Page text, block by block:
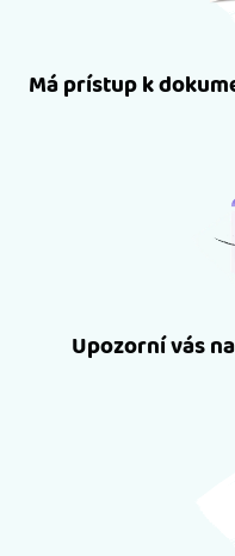
Má prístup k
Upozorní vás